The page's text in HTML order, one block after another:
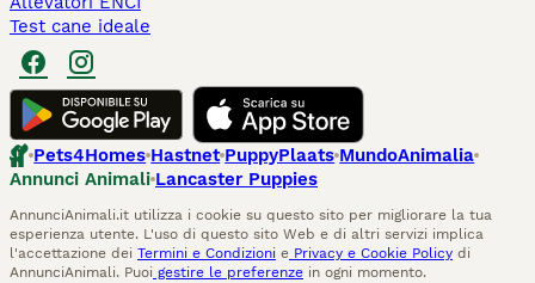
Test cane ideale
Pets4Homes Hastnet PuppyPlaats MundoAnimalia
Annunci Animali Lancaster Puppies
AnnunciAnimali.it utilizza i cookie su questo sito per migliorare la tua
esperienza utente. L'uso di questo sito Web e di altri servizi implica
l'accettazione dei Termini e Condizioni e Privacy e Cookie Policy di
AnnunciAnimali. Puoi gestire le preferenze in ogni momento.